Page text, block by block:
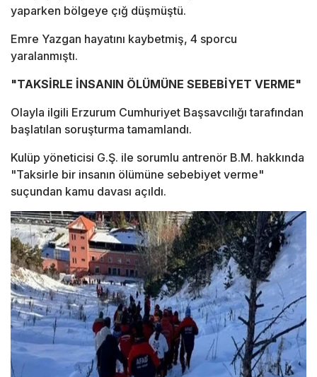
yaparken bölgeye çığ düşmüştü.
Emre Yazgan hayatını kaybetmiş, 4 sporcu
yaralanmıştı.
"TAKSİRLE İNSANIN ÖLÜMÜNE SEBEBİYET VERME"
Olayla ilgili Erzurum Cumhuriyet Başsavcılığı tarafından
başlatılan soruşturma tamamlandı.
Kulüp yöneticisi G.Ş. ile sorumlu antrenör B.M. hakkında
"Taksirle bir insanın ölümüne sebebiyet verme"
suçundan kamu davası açıldı.